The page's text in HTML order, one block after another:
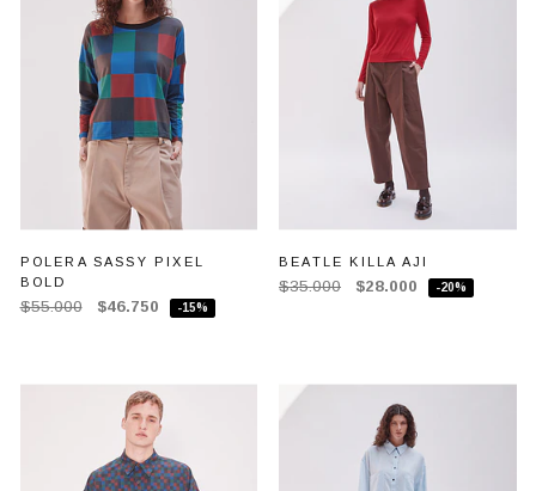
POLERA SASSY PIXEL
BOLD
$55.000 $46.750 -15%
BEATLE KILLA AJI
$35.000 $28.000 -20%